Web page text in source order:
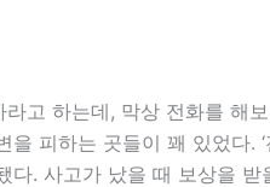
고 하는데, 막상 전화를 해
피하는 곳들이 꽤 있었다. ‘
다. 사고가 났을 때 보상을 받